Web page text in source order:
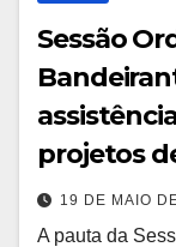
Sessão
projetos
19 DE MAIO
A pauta da